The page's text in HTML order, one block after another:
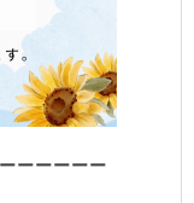
ーーーーー